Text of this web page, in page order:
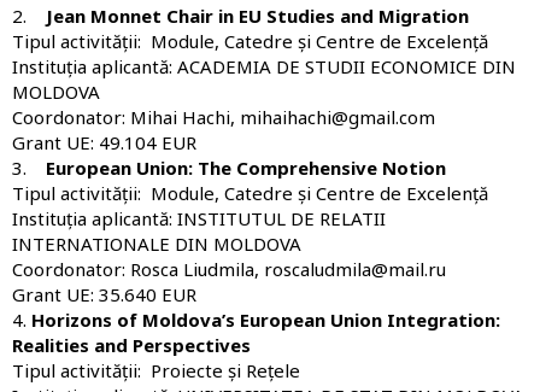
2. Jean Monnet Chair in EU Studies and Migration
Tipul activității: Module, Catedre și Centre de Excelență
Instituția aplicantă: ACADEMIA DE STUDII ECONOMICE DIN
MOLDOVA
Coordonator: Mihai Hachi, mihaihachi@gmail.com
Grant UE: 49.104 EUR
3. European Union: The Comprehensive Notion
Tipul activității: Module, Catedre și Centre de Excelență
Instituția aplicantă: INSTITUTUL DE RELATII
INTERNATIONALE DIN MOLDOVA
Coordonator: Rosca Liudmila, roscaludmila@mail.ru
Grant UE: 35.640 EUR
4. Horizons of Moldova’s European Union Integration:
Realities and Perspectives
Tipul activității: Proiecte și Rețele